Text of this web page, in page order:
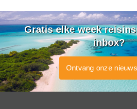
Gratis elke week
inbox?
Ontvang onze